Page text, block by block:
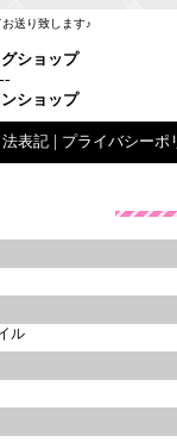
送り致します♪
ショップ
ショップ
表記 プライバシーポ
ル